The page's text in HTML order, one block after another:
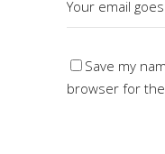
Save my
browser for